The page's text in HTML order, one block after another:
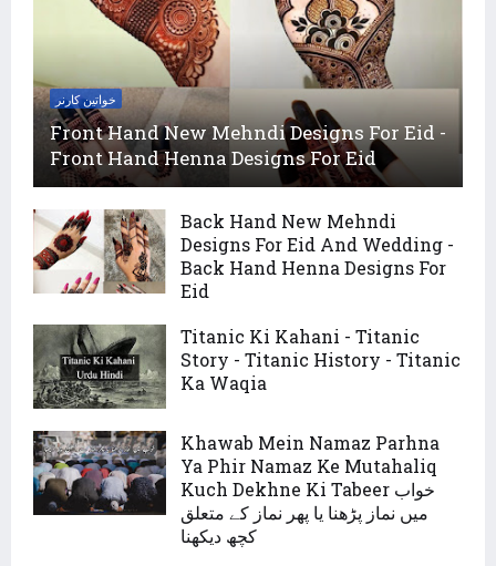
خواتین کارنر
Front Hand New Mehndi Designs For Eid -
Front Hand Henna Designs For Eid
Back Hand New Mehndi
Designs For Eid And Wedding -
Back Hand Henna Designs For
Eid
Titanic Ki Kahani - Titanic
Story - Titanic History - Titanic
Ka Waqia
Khawab Mein Namaz Parhna
Ya Phir Namaz Ke Mutahaliq
Kuch Dekhne Ki Tabeer خواب
میں نماز پڑھنا یا پھر نماز کے متعلق
کچھ دیکھنا